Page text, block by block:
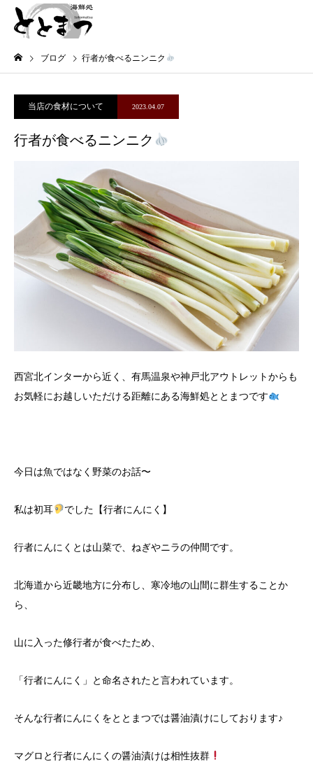
ブログ 行者が食べるニンニク
当店の食材について 2023.04.07
行者が食べるニンニク
西宮北インターから近く、有馬温泉や神戸北アウトレットからも
お気軽にお越しいただける距離にある海鮮処ととまつです
今日は魚ではなく野菜のお話〜
私は初耳 でした【行者にんにく】
行者にんにくとは山菜で、ねぎやニラの仲間です。
北海道から近畿地方に分布し、寒冷地の山間に群生することか
ら、
山に入った修行者が食べたため、
「行者にんにく」と命名されたと言われています。
そんな行者にんにくをととまつでは醤油漬けにしております♪
マグロと行者にんにくの醤油漬けは相性抜群